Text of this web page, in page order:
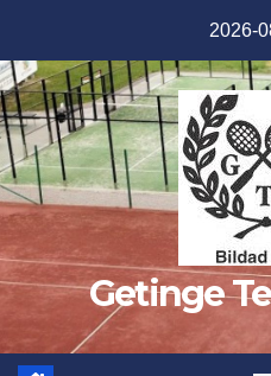
innehåll
2026-
Getinge